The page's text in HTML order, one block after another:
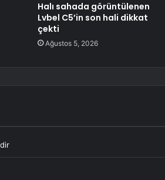
Halı sahada görüntülenen
Lvbel C5’in son hali dikkat
çekti
Ağustos 5, 2026